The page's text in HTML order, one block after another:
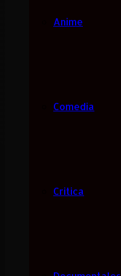
Anime
Comedia
Critica